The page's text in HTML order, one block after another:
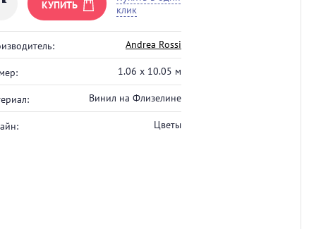
КУПИТЬ
клик
Andrea Rossi
1.06 x 10.05 м
Винил на Флизелине
Цветы